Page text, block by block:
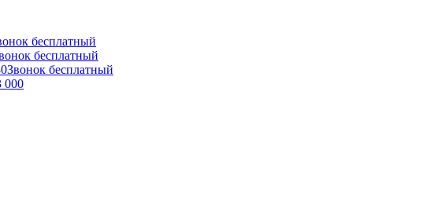
бесплатный
бесплатный
Звонок бесплатный
000